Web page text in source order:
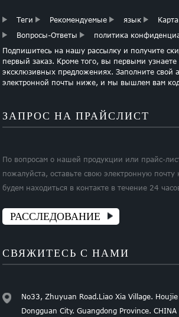
Теги Рекомендуемые язык
Вопросы-Ответы
политика
Подпишитесь на нашу рассылку и получите
первый заказ. Кроме того, вы первыми узнаете
эксклюзивных предложениях. Заполните свой
электронной почты ниже, и мы вышлем вам
ЗАПРОС НА ПРАЙСЛИСТ
По вопросам о нашей продукции или прайс-
пожалуйста, оставьте свою электронную
будем находиться в контакте в течение 24
РАССЛЕДОВАНИЕ
СВЯЖИТЕСЬ С НАМИ
No33, Zhuyuan Road.Liao Xia Village. Houjie
Dongguan City. Guangdong Province. CHINA